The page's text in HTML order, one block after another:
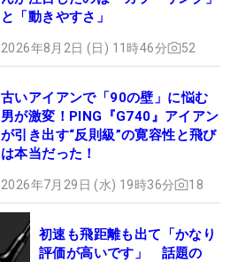
と「動きやすさ」
2026年8月2日 (日) 11時46分 52
古いアイアンで「90の壁」に悩む
男が激変！PING『G740』アイアン
が引き出す“反則級”の寛容性と飛び
は本当だった！
2026年7月29日 (水) 19時36分 18
初速も飛距離も出て「かなり
評価が高いです」 話題の